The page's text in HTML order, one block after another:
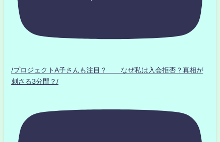
/プロジェクトA子さんも注目？ なぜ私は入会拒否？真相が
刺さる3分間？/